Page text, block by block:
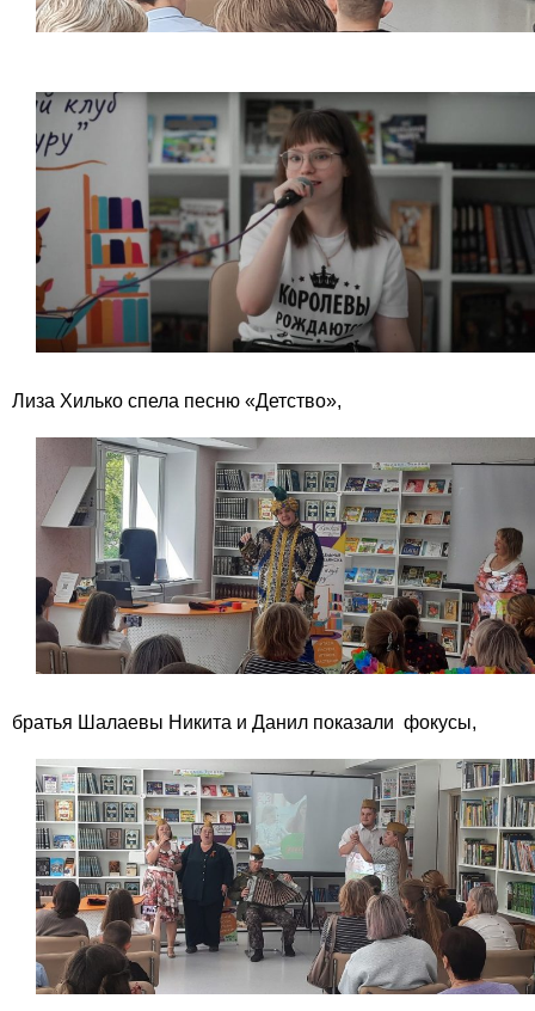
Лиза Хилько спела песню «Детство»,
братья Шалаевы Никита и Данил показали фокусы,